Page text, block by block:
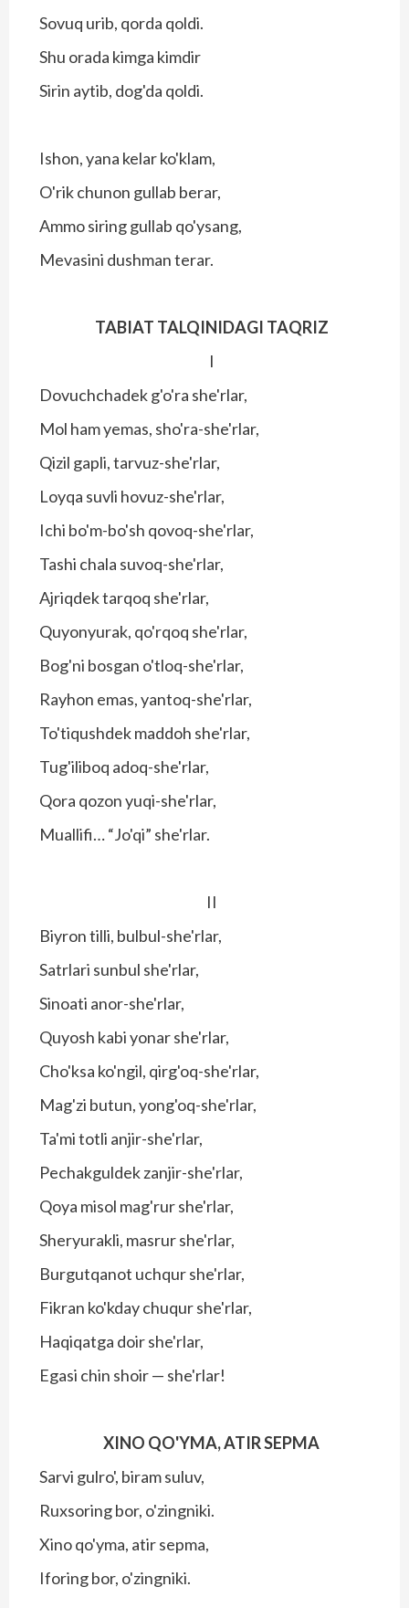
Sovuq urib, qorda qoldi.
Shu orada kimga kimdir
Sirin aytib, dog'da qoldi.
Ishon, yana kelar ko'klam,
O'rik chunon gullab berar,
Ammo siring gullab qo'ysang,
Mevasini dushman terar.
TABIAT TALQINIDAGI TAQRIZ
I
Dovuchchadek g'o'ra she'rlar,
Mol ham yemas, sho'ra-she'rlar,
Qizil gapli, tarvuz-she'rlar,
Loyqa suvli hovuz-she'rlar,
Ichi bo'm-bo'sh qovoq-she'rlar,
Tashi chala suvoq-she'rlar,
Ajriqdek tarqoq she'rlar,
Quyonyurak, qo'rqoq she'rlar,
Bog'ni bosgan o'tloq-she'rlar,
Rayhon emas, yantoq-she'rlar,
To'tiqushdek maddoh she'rlar,
Tug'iliboq adoq-she'rlar,
Qora qozon yuqi-she'rlar,
Muallifi… “Jo'qi” she'rlar.
II
Biyron tilli, bulbul-she'rlar,
Satrlari sunbul she'rlar,
Sinoati anor-she'rlar,
Quyosh kabi yonar she'rlar,
Cho'ksa ko'ngil, qirg'oq-she'rlar,
Mag'zi butun, yong'oq-she'rlar,
Ta'mi totli anjir-she'rlar,
Pechakguldek zanjir-she'rlar,
Qoya misol mag'rur she'rlar,
Sheryurakli, masrur she'rlar,
Burgutqanot uchqur she'rlar,
Fikran ko'kday chuqur she'rlar,
Haqiqatga doir she'rlar,
Egasi chin shoir — she'rlar!
XINO QO'YMA, ATIR SEPMA
Sarvi gulro', biram suluv,
Ruxsoring bor, o'zingniki.
Xino qo'yma, atir sepma,
Iforing bor, o'zingniki.